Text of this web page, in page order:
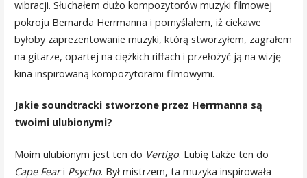
wibracji. Słuchałem dużo kompozytorów muzyki filmowej
pokroju Bernarda Herrmanna i pomyślałem, iż ciekawe
byłoby zaprezentowanie muzyki, którą stworzyłem, zagrałem
na gitarze, opartej na ciężkich riffach i przełożyć ją na wizję
kina inspirowaną kompozytorami filmowymi.
Jakie soundtracki stworzone przez Herrmanna są
twoimi ulubionymi?
Moim ulubionym jest ten do Vertigo. Lubię także ten do
Cape Feari Psycho. Był mistrzem, ta muzyka inspirowała